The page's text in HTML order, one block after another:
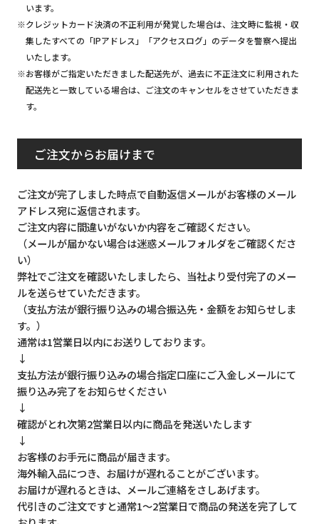
います。
※クレジットカード決済の不正利用が発覚した場合は、注文時に監視・収
集したすべての「IPアドレス」「アクセスログ」のデータを警察へ提出
いたします。
※お客様がご指定いただきました配送先が、過去に不正注文に利用された
配送先と一致している場合は、ご注文のキャンセルをさせていただきま
す。
ご注文からお届けまで
ご注文が完了しました時点で自動返信メールがお客様のメール
アドレス宛に返信されます。
ご注文内容に間違いがないか内容をご確認ください。
（メールが届かない場合は迷惑メールフォルダをご確認くださ
い）
弊社でご注文を確認いたしましたら、当社より受付完了のメー
ルを送らせていただきます。
（支払方法が銀行振り込みの場合振込先・金額をお知らせしま
す。）
通常は1営業日以内にお送りしております。
↓
支払方法が銀行振り込みの場合指定口座にご入金しメールにて
振り込み完了をお知らせください
↓
確認がとれ次第2営業日以内に商品を発送いたします
↓
お客様のお手元に商品が届きます。
海外輸入品につき、お届けが遅れることがございます。
お届けが遅れるときは、メールご連絡をさしあげます。
代引きのご注文ですと通常1～2営業日で商品の発送を完了して